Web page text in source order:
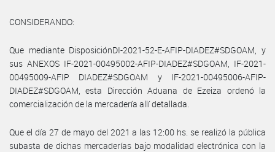
CONSIDERANDO:
Que mediante DisposiciónDI-2021-52-E-AFIP-DIADEZ#SDGOAM, y
sus ANEXOS IF-2021-00495002-AFIP-DIADEZ#SDGOAM, IF-2021-
00495009-AFIP DIADEZ#SDGOAM y IF-2021-00495006-AFIP-
DIADEZ#SDGOAM, esta Dirección Aduana de Ezeiza ordenó la
comercialización de la mercadería allí detallada.
Que el día 27 de mayo del 2021 a las 12:00 hs. se realizó la pública
subasta de dichas mercaderías bajo modalidad electrónica con la